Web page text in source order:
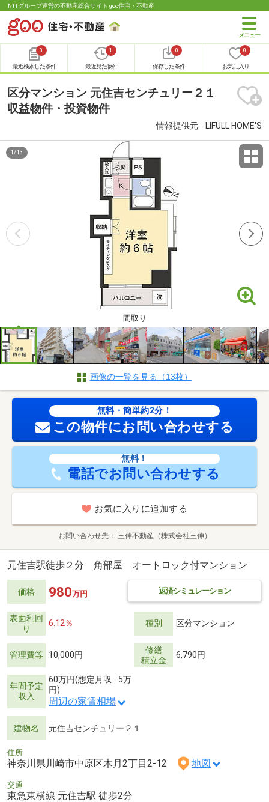
NTTグループ運営の不動産総合サイト goo住宅・不動産
0
最近検索した条件
1
最近見た物件
0
保存した条件
0
お気に入り
区分マンション 元住吉センチュリー２１
収益物件・投資物件
情報提供元 LIFULL HOME'S
間取り
1 /13
画像の一覧を見る（13枚）
無料・簡単約2分！
この物件にお問い合わせする
無料！
電話でお問い合わせする
お気に入りに追加する
お問い合わせ先 三伸不動産（株式会社三伸）
元住吉駅徒歩２分 角部屋 オートロック付マンション
価格 返済シミュレーション
980万円
表面利回
り
6.12％ 種別 区分マンション
管理費等 10,000円
修繕
積立金
6,790円
年間予定
収入
60万円(想定月収 : 5万
円)
周辺の家賃相場
建物名 元住吉センチュリー２１
住所
神奈川県川崎市中原区木月2丁目2-12 地図
交通
東急東横線 元住吉駅 徒歩2分